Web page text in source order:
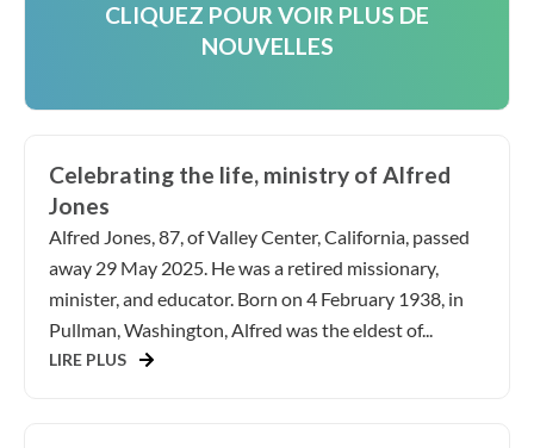
CLIQUEZ POUR VOIR PLUS DE
NOUVELLES
Celebrating the life, ministry of Alfred
Jones
Alfred Jones, 87, of Valley Center, California, passed
away 29 May 2025. He was a retired missionary,
minister, and educator. Born on 4 February 1938, in
Pullman, Washington, Alfred was the eldest of...
LIRE PLUS